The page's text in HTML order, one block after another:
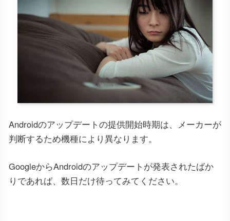
Androidのアップデートの提供開始時期は、メーカーが
判断するため機種により異なります。
GoogleからAndroidのアップデートが発表されたばか
りであれば、数日だけ待ってみてください。